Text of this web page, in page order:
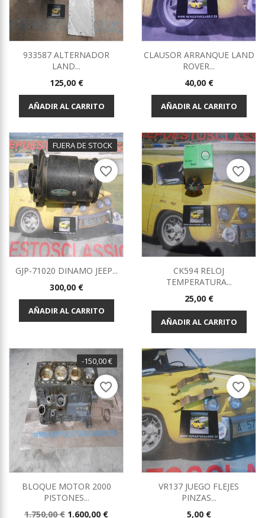
933587 ALTERNADOR
LAND...
Precio
125,00 €
AÑADIR AL CARRITO
CLAUSOR ARRANQUE LAND
ROVER...
Precio
40,00 €
AÑADIR AL CARRITO
FUERA DE STOCK
GJP-71020 DINAMO JEEP...
Precio
300,00 €
AÑADIR AL CARRITO
favorite_border
CK594 RELOJ
TEMPERATURA...
Precio
25,00 €
AÑADIR AL CARRITO
favorite_border
-150,00 €
BLOQUE MOTOR 2000
PISTONES...
Precio
1.750,00 € Precio
1.600,00 €
favorite_border
VR137 JUEGO FLEJES
PINZAS...
Precio
5,00 €
favorite_border